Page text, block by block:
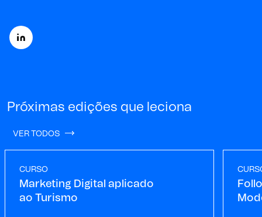
Próximas edições que leciona
VER TODOS
CURSO
Marketing Digital aplicado
ao Turismo